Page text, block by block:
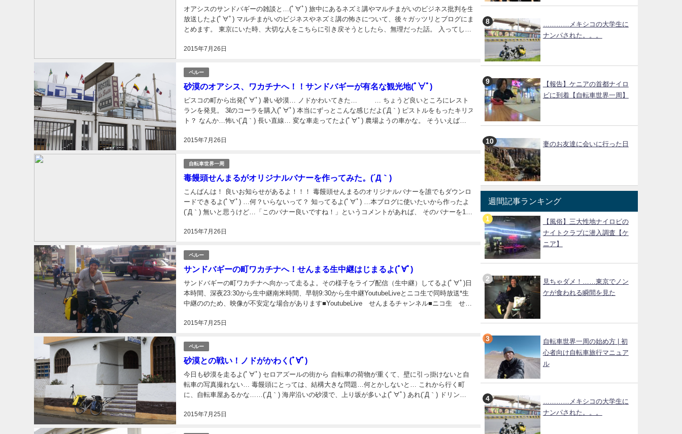
2015年7月26日
オアシスのサンドバギーの雑談と…(ﾟ∀ﾟ) 旅中にあるネズミ講やマルチまがいのビジネス批判を生
放送したよ(ﾟ∀ﾟ) マルチまがいのビジネスやネズミ講の怖さについて、後々ガッツリとブログにま
とめます。 東京にいた時、大切な人をこちらに引き戻そうとしたら、無理だった話。 入ってしま
ペルー
砂漠のオアシス、ワカチナへ！！サンドバギーが有名な観光地(ﾟ∀ﾟ)
2015年7月26日
ピスコの町から出発(ﾟ∀ﾟ) 暑い砂漠… ノドかわいてきた… … ちょうど良いところにレスト
ランを発見。 3ℓのコーラを購入(ﾟ∀ﾟ) 本当にずっとこんな感じだよ(´Д｀) ピストルをもったキリス
ト？ なんか…怖い(´Д｀) 長い直線… 変な車走ってたよ(ﾟ∀ﾟ) 農場ようの車かな。 そういえばアメ
自転車世界一周
毒饅頭せんまるがオリジナルバナーを作ってみた。(´Д｀)
2015年7月26日
こんばんは！ 良いお知らせがあるよ！！！ 毒饅頭せんまるのオリジナルバナーを誰でもダウンロ
ードできるよ(ﾟ∀ﾟ) …何？いらないって？ 知ってるよ(ﾟ∀ﾟ) …本ブログに使いたいから作ったよ
(´Д｀) 無いと思うけど…「このバナー良いですね！」というコメントがあれば、 そのバナーを1週
ペルー
サンドバギーの町ワカチナへ！せんまる生中継はじまるよ(ﾟ∀ﾟ)
2015年7月25日
サンドバギーの町ワカチナへ向かって走るよ。その様子をライブ配信（生中継）してるよ(ﾟ∀ﾟ)日
本時間、深夜23:30から生中継南米時間、早朝9:30から生中継YoutubeLiveとニコ生で同時放送*生
中継ののため、映像が不安定な場合があります■YoutubeLive せんまるチャンネル■ニコ生 せん
ペルー
砂漠との戦い！ノドがかわく(ﾟ∀ﾟ)
2015年7月25日
今日も砂漠を走るよ(ﾟ∀ﾟ) セロアズールの街から 自転車の荷物が重くて、壁に引っ掛けないと自
転車の写真撮れない… 毒饅頭にとっては、結構大きな問題…何とかしないと… これから行く町
に、自転車屋あるかな……(´Д｀) 海岸沿いの砂漠で、上り坂が多いよ(ﾟ∀ﾟ) あれ(´Д｀) ドリンク買
…………メキシコの大学生に
ナンパされた。。。
【報告】ケニアの首都ナイロ
ビに到着【自転車世界一周】
妻のお友達に会いに行った日
週間記事ランキング
【風俗】三大性地ナイロビの
ナイトクラブに潜入調査【ケ
ニア】
見ちゃダメ！……東京でノン
ケが食われる瞬間を見た
自転車世界一周の始め方 | 初
心者向け自転車旅行マニュア
ル
…………メキシコの大学生に
ナンパされた。。。